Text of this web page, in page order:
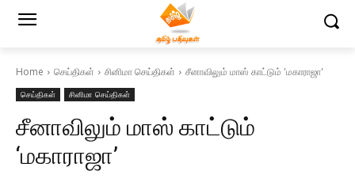
Home செய்திகள் சினிமா செய்திகள் சீனாவிலும் மாஸ் காட்டும் 'மகாராஜா'
செய்திகள் சினிமா செய்திகள்
சீனாவிலும் மாஸ் காட்டும்
‘மகாராஜா’